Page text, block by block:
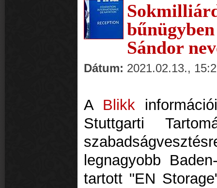
Sándor
Dátum: 2021.02.13.,
A Blikk
Stuttgarti
legnagyobb
tartott "EN